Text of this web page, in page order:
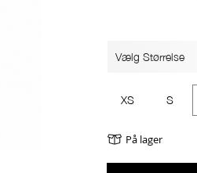
Vælg Størrelse
XS S
På lager